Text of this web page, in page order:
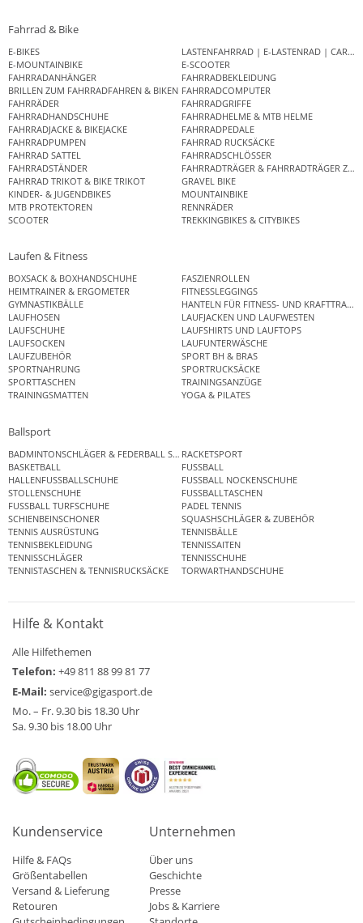
Fahrrad & Bike
E-BIKES
LASTENFAHRRAD | E-LASTENRAD |
E-MOUNTAINBIKE
E-SCOOTER
FAHRRADANHÄNGER
FAHRRADBEKLEIDUNG
BRILLEN ZUM FAHRRADFAHREN & BIKEN FAHRRADCOMPUTER
FAHRRÄDER
FAHRRADGRIFFE
FAHRRADHANDSCHUHE
FAHRRADHELME & MTB HELME
FAHRRADJACKE & BIKEJACKE
FAHRRADPEDALE
FAHRRADPUMPEN
FAHRRAD RUCKSÄCKE
FAHRRAD SATTEL
FAHRRADSCHLÖSSER
FAHRRADSTÄNDER
FAHRRADTRÄGER & FAHRRADTRÄGER
FAHRRAD TRIKOT & BIKE TRIKOT
GRAVEL BIKE
KINDER- & JUGENDBIKES
MOUNTAINBIKE
MTB PROTEKTOREN
RENNRÄDER
SCOOTER
TREKKINGBIKES & CITYBIKES
Laufen & Fitness
BOXSACK & BOXHANDSCHUHE
FASZIENROLLEN
HEIMTRAINER & ERGOMETER
FITNESSLEGGINGS
GYMNASTIKBÄLLE
HANTELN FÜR FITNESS- UND
LAUFHOSEN
LAUFJACKEN UND LAUFWESTEN
LAUFSCHUHE
LAUFSHIRTS UND LAUFTOPS
LAUFSOCKEN
LAUFUNTERWÄSCHE
LAUFZUBEHÖR
SPORT BH & BRAS
SPORTNAHRUNG
SPORTRUCKSÄCKE
SPORTTASCHEN
TRAININGSANZÜGE
TRAININGSMATTEN
YOGA & PILATES
Ballsport
BADMINTONSCHLÄGER & FEDERBALL SETSRACKETSPORT
BASKETBALL
FUSSBALL
HALLENFUSSBALLSCHUHE
FUSSBALL NOCKENSCHUHE
STOLLENSCHUHE
FUSSBALLTASCHEN
FUSSBALL TURFSCHUHE
PADEL TENNIS
SCHIENBEINSCHONER
SQUASHSCHLÄGER & ZUBEHÖR
TENNIS AUSRÜSTUNG
TENNISBÄLLE
TENNISBEKLEIDUNG
TENNISSAITEN
TENNISSCHLÄGER
TENNISSCHUHE
TENNISTASCHEN & TENNISRUCKSÄCKE
TORWARTHANDSCHUHE
Hilfe & Kontakt
Alle Hilfethemen
Telefon: +49 811 88 99 81 77
E-Mail: service@gigasport.de
Mo. – Fr. 9.30 bis 18.30 Uhr
Sa. 9.30 bis 18.00 Uhr
Kundenservice
Hilfe & FAQs
Größentabellen
Versand & Lieferung
Retouren
Unternehmen
Über uns
Geschichte
Presse
Jobs & Karriere